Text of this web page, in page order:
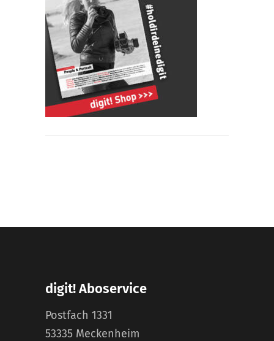
digit! Aboservice
Postfach 1331
53335 Meckenheim